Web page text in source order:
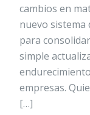
cambios en
nuevo
para
simple
empresas.
[…]